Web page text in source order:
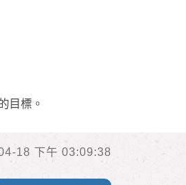
目標。
18 下午 03:09:38